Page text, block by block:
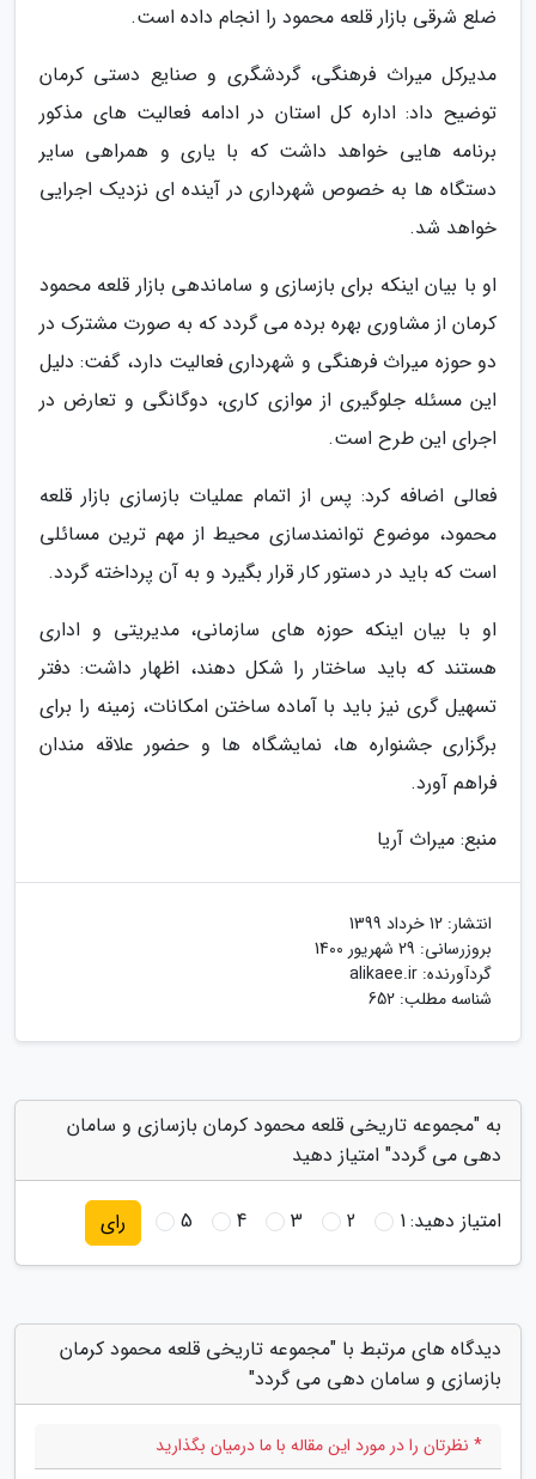
ضلع شرقی بازار قلعه محمود را انجام داده است.
مدیرکل میراث فرهنگی، گردشگری و صنایع دستی کرمان
توضیح داد: اداره کل استان در ادامه فعالیت های مذکور
برنامه هایی خواهد داشت که با یاری و همراهی سایر
دستگاه ها به خصوص شهرداری در آینده ای نزدیک اجرایی
خواهد شد.
او با بیان اینکه برای بازسازی و ساماندهی بازار قلعه محمود
کرمان از مشاوری بهره برده می گردد که به صورت مشترک در
دو حوزه میراث فرهنگی و شهرداری فعالیت دارد، گفت: دلیل
این مسئله جلوگیری از موازی کاری، دوگانگی و تعارض در
اجرای این طرح است.
فعالی اضافه کرد: پس از اتمام عملیات بازسازی بازار قلعه
محمود، موضوع توانمندسازی محیط از مهم ترین مسائلی
است که باید در دستور کار قرار بگیرد و به آن پرداخته گردد.
او با بیان اینکه حوزه های سازمانی، مدیریتی و اداری
هستند که باید ساختار را شکل دهند، اظهار داشت: دفتر
تسهیل گری نیز باید با آماده ساختن امکانات، زمینه را برای
برگزاری جشنواره ها، نمایشگاه ها و حضور علاقه مندان
فراهم آورد.
منبع: میراث آریا
انتشار: 12 خرداد 1399
بروزرسانی: 29 شهریور 1400
گردآورنده: alikaee.ir
شناسه مطلب: 652
به "مجموعه تاریخی قلعه محمود کرمان بازسازی و سامان
دهی می گردد" امتیاز دهید
امتیاز دهید:1
2
3
4
5 رای
دیدگاه های مرتبط با "مجموعه تاریخی قلعه محمود کرمان
بازسازی و سامان دهی می گردد"
* نظرتان را در مورد این مقاله با ما درمیان بگذارید